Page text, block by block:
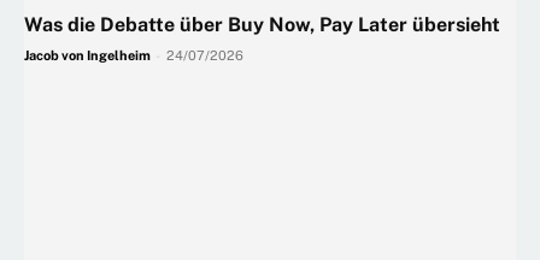
Was die Debatte über Buy Now, Pay Later übersieht
Jacob von Ingelheim 24/07/2026